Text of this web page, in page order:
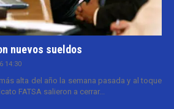
nuevos sueldos
14:30
alta del año la semana pasada y al toque
FATSA salieron a cerrar...